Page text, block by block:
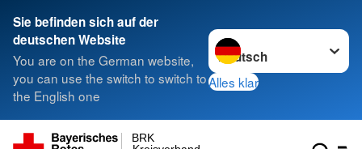
Sie befinden sich auf der
deutschen Website
You are on the German website,
you can use the switch to switch to
the English one
Sprache wechseln zu
Alles klar
BRK